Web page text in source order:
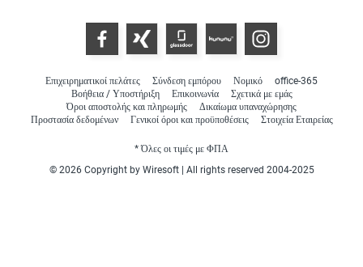
Επιχειρηματικοί πελάτες Σύνδεση εμπόρου Νομικό
office-365
Βοήθεια / Υποστήριξη
Επικοινωνία
Σχετικά με εμάς
Όροι αποστολής και πληρωμής
Δικαίωμα υπαναχώρησης
Προστασία δεδομένων
Γενικοί όροι και προϋποθέσεις Στοιχεία Εταιρείας
* Όλες οι τιμές με ΦΠΑ
© 2026 Copyright by Wiresoft | All rights reserved 2004-2025